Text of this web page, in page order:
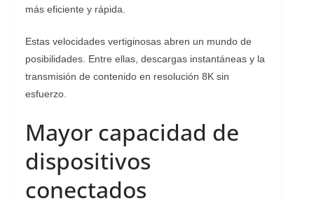
más eficiente y rápida.
Estas velocidades vertiginosas abren un mundo de
posibilidades. Entre ellas, descargas instantáneas y la
transmisión de contenido en resolución 8K sin
esfuerzo.
Mayor capacidad de
dispositivos
conectados